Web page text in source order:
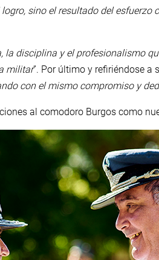
sino el resultado del esfuerzo
la disciplina y el profesionalismo
militar”. Por último y refiriéndose a
con el mismo compromiso y
al comodoro Burgos como